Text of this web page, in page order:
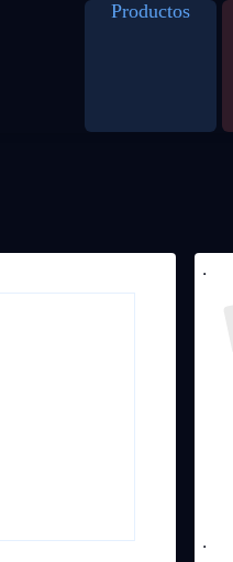
Productos